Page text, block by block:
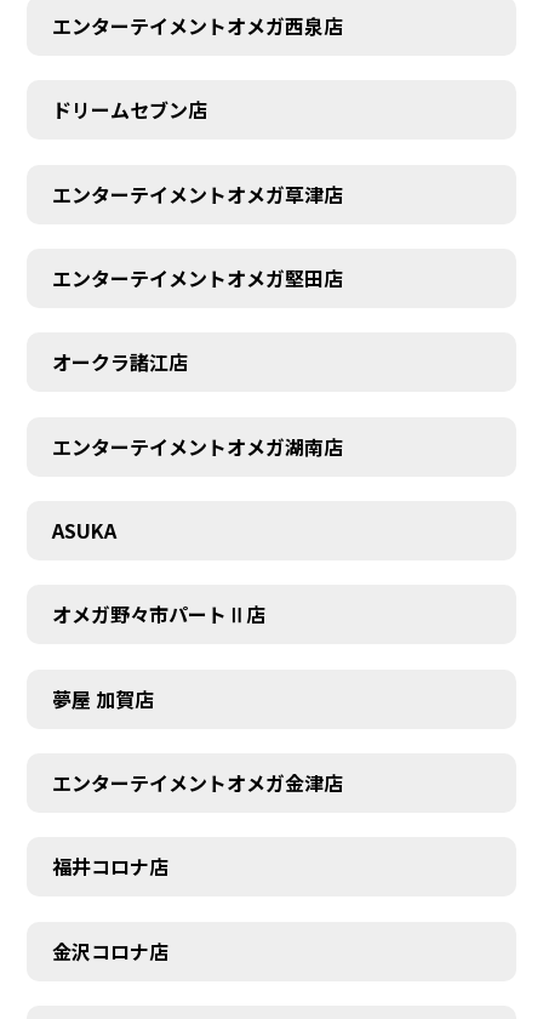
エンターテイメントオメガ西泉店
ドリームセブン店
エンターテイメントオメガ草津店
エンターテイメントオメガ堅田店
オークラ諸江店
エンターテイメントオメガ湖南店
ASUKA
オメガ野々市パートⅡ店
夢屋 加賀店
エンターテイメントオメガ金津店
福井コロナ店
金沢コロナ店